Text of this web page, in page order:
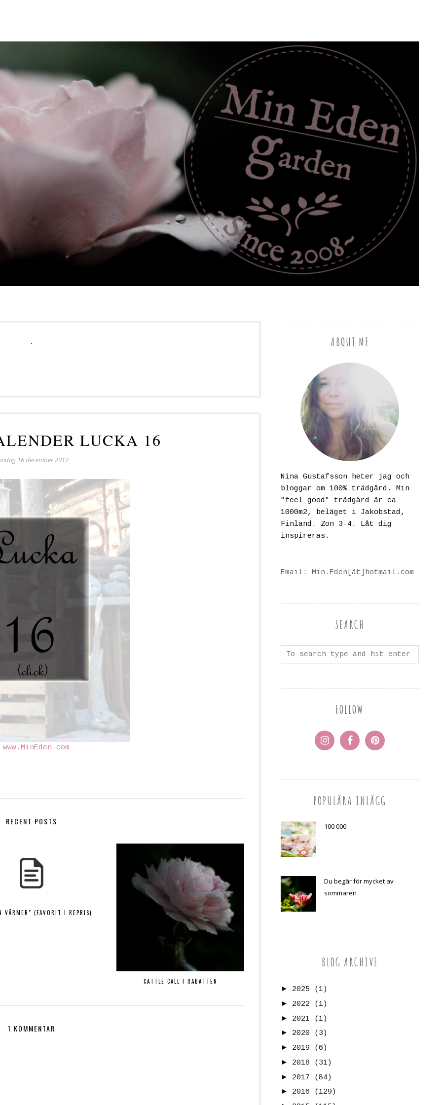
LUCKA 16
16 december 2012
www.MinEden.com
RECENT POSTS
VÄRMER" (FAVORIT I REPRIS)
CATTLE CALL I RABATTEN
1 KOMMENTAR
ABOUT ME
Nina Gustafsson heter jag och
bloggar om 100% trädgård. Min
"feel good" trädgård är ca
1000m2, beläget i Jakobstad,
Finland. Zon 3-4. Låt dig
inspireras.
Email: Min.Eden[ät]hotmail.com
SEARCH
FOLLOW
POPULÄRA INLÄGG
100 000
Du begär för mycket av
sommaren
BLOG ARCHIVE
► 2025
(1)
► 2022
(1)
► 2021
(1)
► 2020
(3)
► 2019
(6)
► 2018
(31)
► 2017
(84)
► 2016
(129)